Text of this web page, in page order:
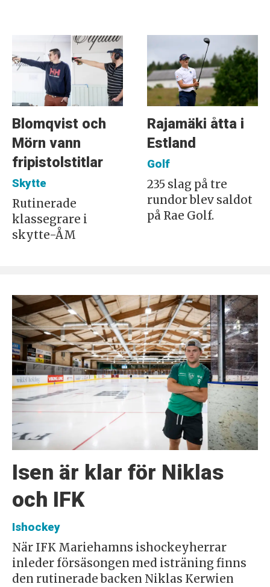
Blomqvist och
Mörn vann
fripistolstitlar
Skytte
Rutinerade
klassegrare i
skytte-ÅM
Rajamäki åtta i
Estland
Golf
235 slag på tre
rundor blev saldot
på Rae Golf.
Isen är klar för Niklas
och IFK
Ishockey
När IFK Mariehamns ishockeyherrar
inleder försäsongen med isträning finns
den rutinerade backen Niklas Kerwien